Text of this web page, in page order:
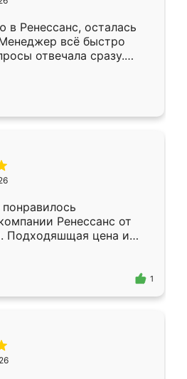
только здесь.
в Ренессанс, осталась
всё быстро
отвечала сразу.
в субботу, подошёл к
Собрали
аккуратно, даже
Ренессанс от
Подходяшщая цена и
Приехавший
Владислав
эскизу самый
1